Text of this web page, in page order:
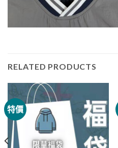
RELATED PRODUCTS
特價